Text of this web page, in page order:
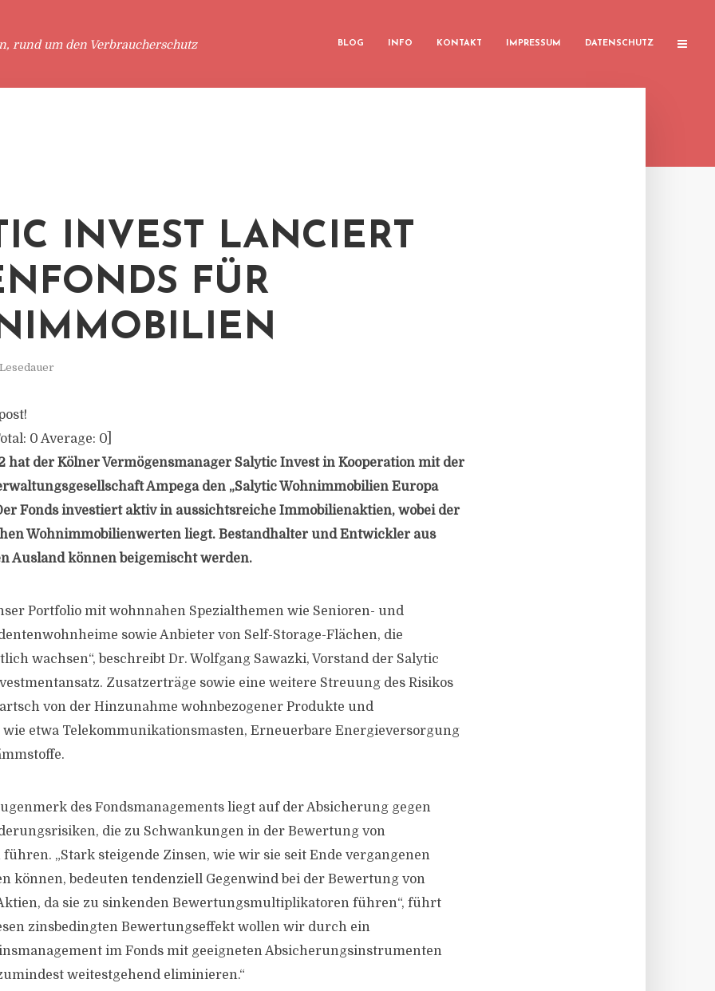
rund um den Verbraucherschutz BLOG INFO KONTAKT IMPRESSUM DATENSCHUTZ
INVEST LANCIERT
FÜR
0 Average: 0
hat der Kölner Vermögensmanager Salytic Invest in Kooperation mit der
Ampega den „Salytic Wohnimmobilien Europa
Fonds investiert aktiv in aussichtsreiche Immobilienaktien, wobei der
Wohnimmobilienwerten liegt. Bestandhalter und Entwickler aus
Ausland können beigemischt werden.
Portfolio mit wohnnahen Spezialthemen wie Senioren- und
sowie Anbieter von Self-Storage-Flächen, die
wachsen“, beschreibt Dr. Wolfgang Sawazki, Vorstand der Salytic
Zusatzerträge sowie eine weitere Streuung des Risikos
von der Hinzunahme wohnbezogener Produkte und
etwa Telekommunikationsmasten, Erneuerbare Energieversorgung
des Fondsmanagements liegt auf der Absicherung gegen
die zu Schwankungen in der Bewertung von
„Stark steigende Zinsen, wie wir sie seit Ende vergangenen
können, bedeuten tendenziell Gegenwind bei der Bewertung von
da sie zu sinkenden Bewertungsmultiplikatoren führen“, führt
zinsbedingten Bewertungseffekt wollen wir durch ein
im Fonds mit geeigneten Absicherungsinstrumenten
weitestgehend eliminieren.“